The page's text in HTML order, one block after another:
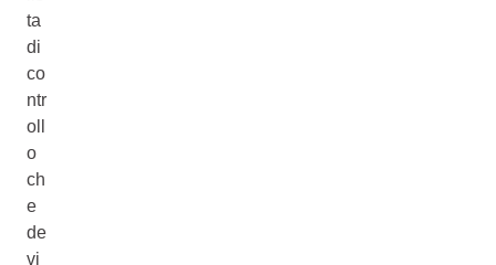
ta
di
co
ntr
oll
o
ch
e
de
vi